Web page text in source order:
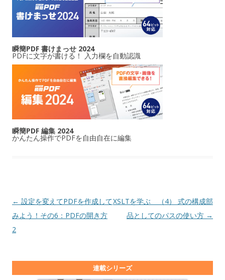
瞬簡PDF 書けまっせ 2024
PDFに文字が書ける！ 入力欄を自動認識
瞬簡PDF 編集 2024
かんたん操作でPDFを自由自在に編集
投稿ナビゲーション
← 設定を変えてPDFを作成して
みよう！その6：PDFの開き方
2
XSLTを学ぶ （4） 式の構成部
品としてのパスの使い方 →
連載シリーズ